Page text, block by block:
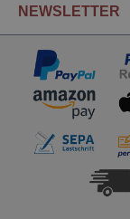
NEWSLETTER